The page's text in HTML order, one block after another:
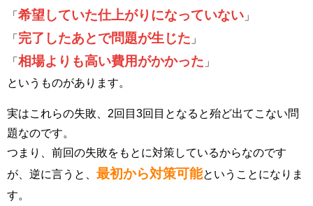
「 希望していた仕上がりになっていない 」
「 完了したあとで問題が生じた 」
「 相場よりも高い費用がかかった 」
というものがあります。
実はこれらの失敗、2回目3回目となると殆ど出てこない問
題なのです。
つまり、前回の失敗をもとに対策しているからなのです
が、逆に言うと、 最初から対策可能ということになりま
す。